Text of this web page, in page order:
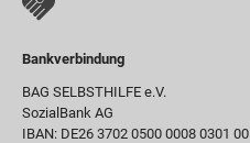
Bankverbindung
BAG SELBSTHILFE e.V.
SozialBank AG
IBAN: DE26 3702 0500 0008 0301 00